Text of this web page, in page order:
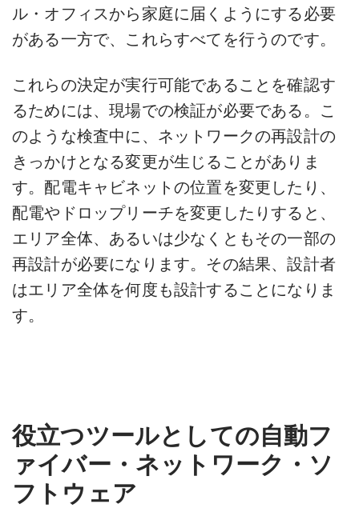
ル・オフィスから家庭に届くようにする必要
がある一方で、これらすべてを行うのです。
これらの決定が実行可能であることを確認す
るためには、現場での検証が必要である。こ
のような検査中に、ネットワークの再設計の
きっかけとなる変更が生じることがありま
す。配電キャビネットの位置を変更したり、
配電やドロップリーチを変更したりすると、
エリア全体、あるいは少なくともその一部の
再設計が必要になります。その結果、設計者
はエリア全体を何度も設計することになりま
す。
役立つツールとしての自動フ
ァイバー・ネットワーク・ソ
フトウェア